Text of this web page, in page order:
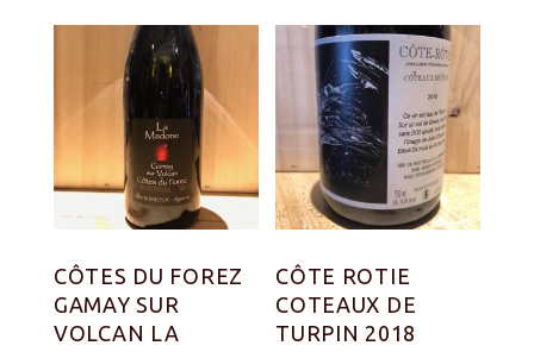
CÔTES DU FOREZ
GAMAY SUR
VOLCAN LA
CÔTE ROTIE
COTEAUX DE
TURPIN 2018